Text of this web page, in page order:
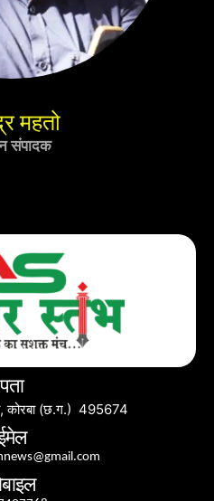
महतो
संपादक
पता
कोरबा (छ.ग.) 495674